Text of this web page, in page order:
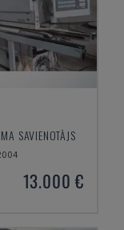
SAVIENOTĀJS
13.000 €